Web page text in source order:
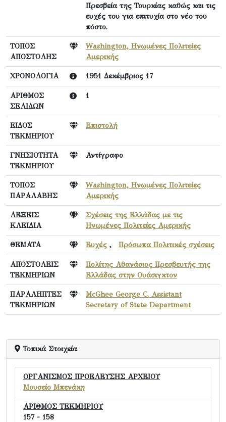
Πρεσβεία της Τουρκίας καθώς και τις
ευχές του για επιτυχία στο νέο του
πόστο.
ΤΟΠΟΣ
ΑΠΟΣΤΟΛΗΣ
Washington, Ηνωμένες Πολιτείες
Αμερικής
ΧΡΟΝΟΛΟΓΙΑ 1951 Δεκέμβριος 17
ΑΡΙΘΜΟΣ
ΣΕΛΙΔΩΝ
1
ΕΙΔΟΣ
ΤΕΚΜΗΡΙΟΥ
Επιστολή
ΓΝΗΣΙΟΤΗΤΑ
ΤΕΚΜΗΡΙΟΥ
Αντίγραφο
ΤΟΠΟΣ
ΠΑΡΑΛΑΒΗΣ
Washington, Ηνωμένες Πολιτείες
Αμερικής
ΛΕΞΕΙΣ
ΚΛΕΙΔΙΑ
Σχέσεις της Ελλάδας με τις
Ηνωμένες Πολιτείες Αμερικής
ΘΕΜΑΤΑ Ευχές , Πρόσωπα Πολιτικές σχέσεις
ΑΠΟΣΤΟΛΕΙΣ
ΤΕΚΜΗΡΙΩΝ
Πολίτης Αθανάσιος Πρεσβευτής της
Ελλάδας στην Ουάσιγκτον
ΠΑΡΑΛΗΠΤΕΣ
ΤΕΚΜΗΡΙΩΝ
McGhee George C. Assistant
Secretary of State Department
Τοπικά Στοιχεία
ΟΡΓΑΝΙΣΜΟΣ ΠΡΟΕΛΕΥΣΗΣ ΑΡΧΕΙΟΥ
Μουσείο Μπενάκη
ΑΡΙΘΜΟΣ ΤΕΚΜΗΡΙΟΥ
157 - 158